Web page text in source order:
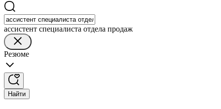
ассистент специалиста отдела продаж
Резюме
Найти